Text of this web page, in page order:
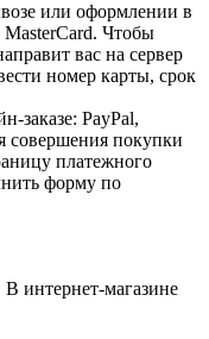
или оформлении в
MasterCard. Чтобы
вас на сервер
номер карты, срок
заказе: PayPal,
совершения покупки
платежного
форму по
В интернет-магазине